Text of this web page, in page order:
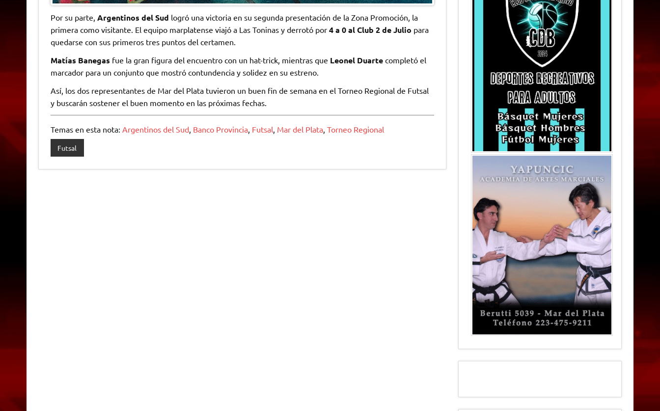
Por su parte, Argentinos del Sud logró una victoria en su segunda presentación de la Zona Promoción, la
primera como visitante. El equipo marplatense viajó a Las Toninas y derrotó por 4 a 0 al Club 2 de Julio para
quedarse con sus primeros tres puntos del certamen.
Matías Banegas fue la gran figura del encuentro con un hat-trick, mientras que Leonel Duartecompletó el
marcador para un conjunto que mostró contundencia y solidez en su estreno.
Así, los dos representantes de Mar del Plata tuvieron un buen fin de semana en el Torneo Regional de Futsal
y buscarán sostener el buen momento en las próximas fechas.
Temas en esta nota: Argentinos del Sud, Banco Provincia, Futsal, Mar del Plata, Torneo Regional
Futsal